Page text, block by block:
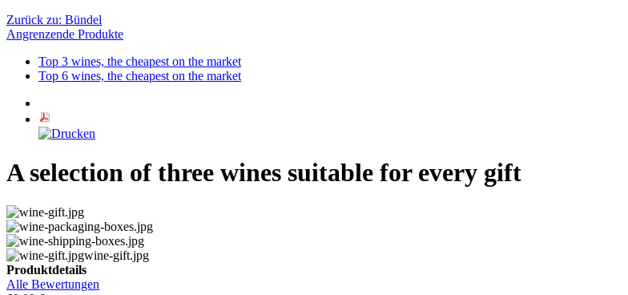
Zurück zu: Bündel
Angrenzende Produkte
Top 3 wines, the cheapest on the market
Top 6 wines, the cheapest on the market
A selection of three wines suitable for every gift
wine-gift.jpg
Produktdetails
Alle Bewertungen